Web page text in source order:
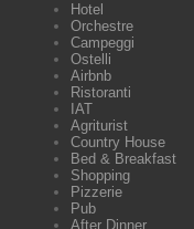
Hotel
Orchestre
Campeggi
Ostelli
Airbnb
Ristoranti
IAT
Agriturist
Country House
Bed & Breakfast
Shopping
Pizzerie
Pub
After Dinner